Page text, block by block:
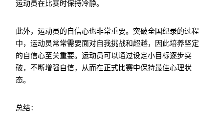
运动员在比赛时保持冷静。
此外，运动员的自信心也非常重要。突破全国纪录的过程
中，运动员常常需要面对自我挑战和超越，因此培养坚定
的自信心至关重要。运动员可以通过设定小目标逐步突
破，不断增强自信，从而在正式比赛中保持最佳心理状
态。
总结：